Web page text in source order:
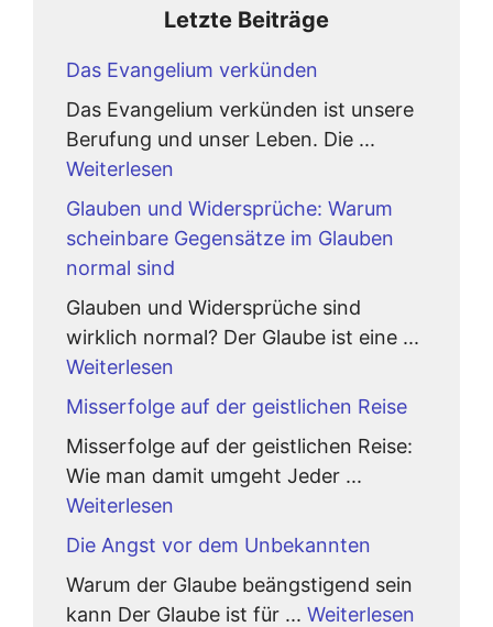
Letzte Beiträge
Das Evangelium verkünden
Das Evangelium verkünden ist unsere
Berufung und unser Leben. Die ...
Weiterlesen
Glauben und Widersprüche: Warum
scheinbare Gegensätze im Glauben
normal sind
Glauben und Widersprüche sind
wirklich normal? Der Glaube ist eine ...
Weiterlesen
Misserfolge auf der geistlichen Reise
Misserfolge auf der geistlichen Reise:
Wie man damit umgeht Jeder ...
Weiterlesen
Die Angst vor dem Unbekannten
Warum der Glaube beängstigend sein
kann Der Glaube ist für ... Weiterlesen